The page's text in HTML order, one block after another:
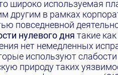
широко используемая
другим в рамках
повседневной
нулевого дня такие
нет немедленных
используют
природу таких